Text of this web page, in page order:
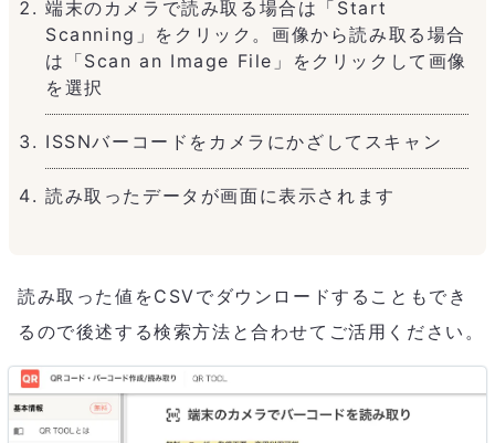
端末のカメラで読み取る場合は「Start
Scanning」をクリック。画像から読み取る場合
は「Scan an Image File」をクリックして画像
を選択
ISSNバーコードをカメラにかざしてスキャン
読み取ったデータが画面に表示されます
読み取った値をCSVでダウンロードすることもでき
るので後述する検索方法と合わせてご活用ください。